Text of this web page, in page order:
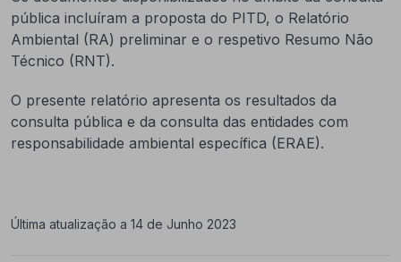
pública incluíram a proposta do PITD, o Relatório
Ambiental (RA) preliminar e o respetivo Resumo Não
Técnico (RNT).
O presente relatório apresenta os resultados da
consulta pública e da consulta das entidades com
responsabilidade ambiental específica (ERAE).
Última atualização a 14 de Junho 2023